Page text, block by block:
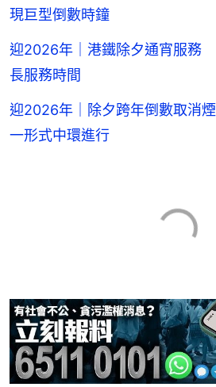
現巨型倒數時鐘
迎2026年｜港鐵除夕通宵服務
長服務時間
迎2026年｜除夕跨年倒數取消
一形式中環進行